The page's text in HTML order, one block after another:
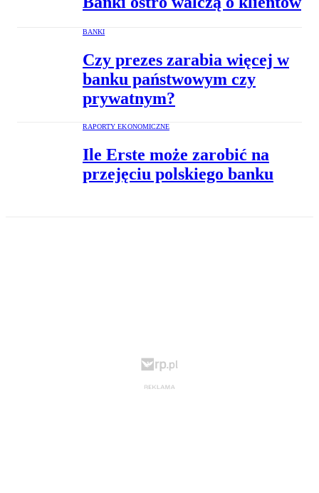
BANKI
Czy prezes zarabia więcej w
banku państwowym czy
prywatnym?
RAPORTY EKONOMICZNE
Ile Erste może zarobić na
przejęciu polskiego banku